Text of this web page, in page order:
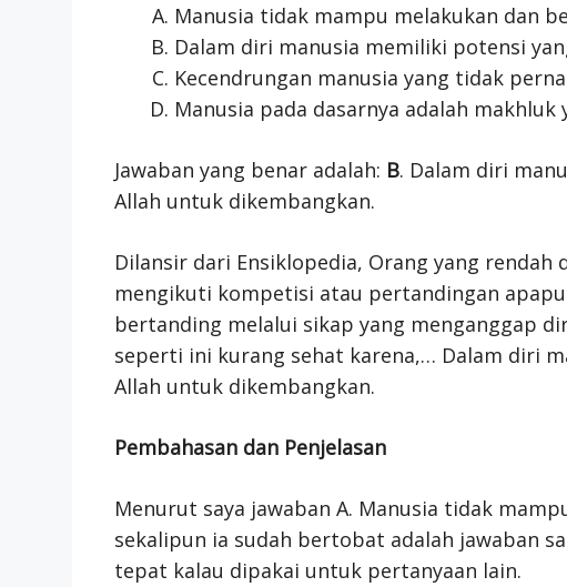
Manusia tidak mampu melakukan dan
Dalam diri manusia memiliki potensi
Kecendrungan manusia yang tidak
Manusia pada dasarnya adalah makhluk
Jawaban yang benar adalah: B. Dalam diri
Allah untuk dikembangkan.
Dilansir dari Ensiklopedia, Orang yang
mengikuti kompetisi atau pertandingan
bertanding melalui sikap yang menganggap
seperti ini kurang sehat karena,… Dalam diri
Allah untuk dikembangkan.
Pembahasan dan Penjelasan
Menurut saya jawaban A. Manusia tidak
sekalipun ia sudah bertobat adalah jawaban
tepat kalau dipakai untuk pertanyaan lain.